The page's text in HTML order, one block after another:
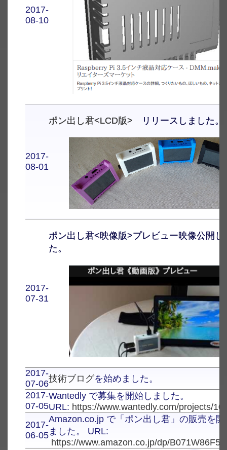
2017-
08-10
2017-
08-01
ポン出し君<LCD版> リリースしました。
2017-
07-31
ポン出し君<映像版>プレビュー映像公開し
た。
2017-
07-06技術ブログを始めました。
2017-
07-05
Wantedly で募集を開始しました。
URL: https://www.wantedly.com/projects/
2017-
06-05
Amazon.co.jp で「ポン出し君」の販売を開
ました。 URL:
https://www.amazon.co.jp/dp/